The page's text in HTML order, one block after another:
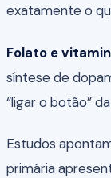
exatamente o
Folato e
síntese de
“ligar o botão”
Estudos
primária